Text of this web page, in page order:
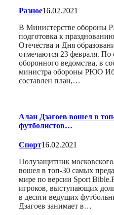
Разное16.02.2021
В Министерстве обороны
подготовка к
Отечества и Дня
отмечаются 23 февраля.
оборонного ведомства, в
министра обороны РЮО
составлен план,…
Алан Дзагоев вошел в
футболистов…
Спорт16.02.2021
Полузащитник
вошел в топ-30 самых
мире по версии Sport
игроков, выступающих
в десяти ведущих
Дзагоев занимает в…